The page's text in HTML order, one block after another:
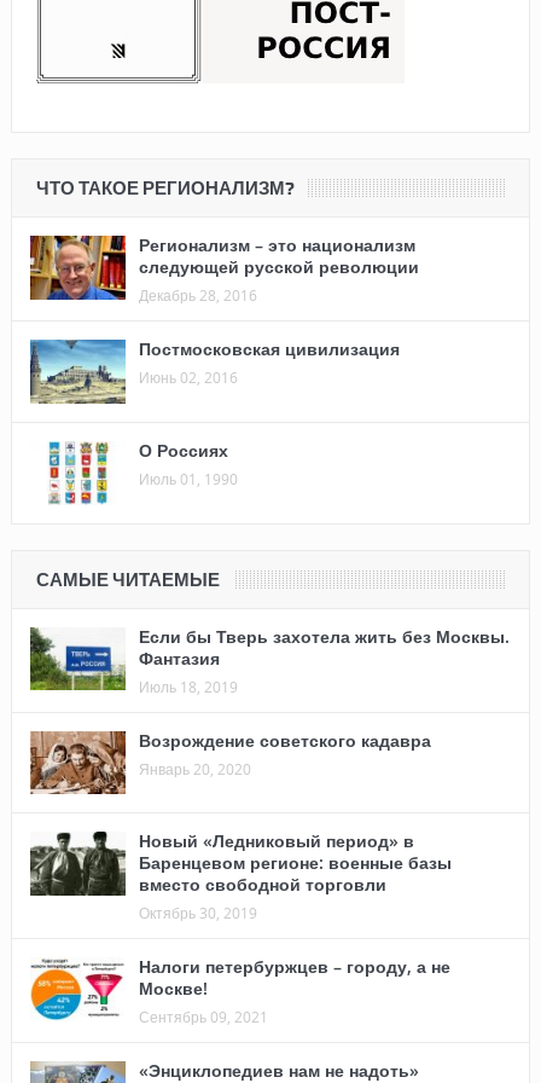
ЧТО ТАКОЕ РЕГИОНАЛИЗМ?
Регионализм – это национализм
следующей русской революции
Декабрь 28, 2016
Постмосковская цивилизация
Июнь 02, 2016
О Россиях
Июль 01, 1990
САМЫЕ ЧИТАЕМЫЕ
Если бы Тверь захотела жить без Москвы.
Фантазия
Июль 18, 2019
Возрождение советского кадавра
Январь 20, 2020
Новый «Ледниковый период» в
Баренцевом регионе: военные базы
вместо свободной торговли
Октябрь 30, 2019
Налоги петербуржцев – городу, а не
Москве!
Сентябрь 09, 2021
«Энциклопедиев нам не надоть»